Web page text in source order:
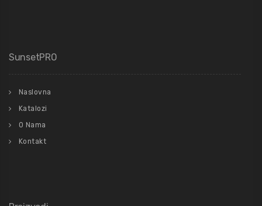
SunsetPRO
Naslovna
Katalozi
O Nama
Kontakt